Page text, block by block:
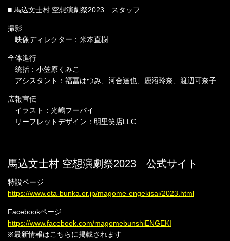
■ 馬込文士村 空想演劇祭2023 スタッフ
撮影
映像ディレクター：米本直樹
全体進行
統括：小笠原くみこ
アシスタント：福冨はつみ、河合達也、鹿沼玲奈、渡辺可奈子
広報宣伝
イラスト：光嶋フーパイ
リーフレットデザイン：明里笑店LLC.
馬込文士村 空想演劇祭2023 公式サイト
特設ページ
https://www.ota-bunka.or.jp/magome-engekisai/2023.html
Facebookページ
https://www.facebook.com/magomebunshiENGEKI
※最新情報はこちらに掲載されます